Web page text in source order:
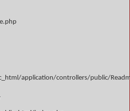
application/controllers/public/